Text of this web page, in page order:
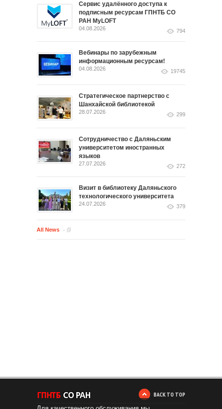
Сервис удалённого доступа к
подписным ресурсам ГПНТБ СО
РАН MyLOFT
04.08.2026 794
Вебинары по зарубежным
информационным ресурсам!
04.08.2026 19745
Стратегическое партнерство с
Шанхайской библиотекой
28.07.2026 299
Сотрудничество с Даляньским
университетом иностранных
языков
27.07.2026 272
Визит в библиотеку Даляньского
технологического университета
24.07.2026 379
All News
BACK TO TOP